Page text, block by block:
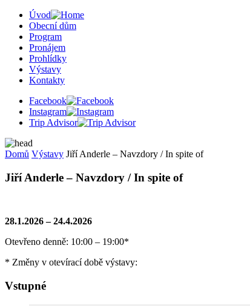
Úvod
Obecní dům
Program
Pronájem
Prohlídky
Výstavy
Kontakty
Facebook
Instagram
Trip Advisor
Domů Výstavy Jiří Anderle – Navzdory / In spite of
Jiří Anderle – Navzdory / In spite of
28.1.2026 – 24.4.2026
Otevřeno denně: 10:00 – 19:00*
* Změny v otevírací době výstavy:
Vstupné